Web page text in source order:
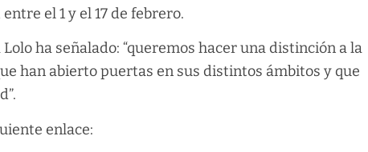
el 1 y el 17 de febrero.
ha señalado: “queremos hacer una distinción a la
han abierto puertas en sus distintos ámbitos y que
enlace: